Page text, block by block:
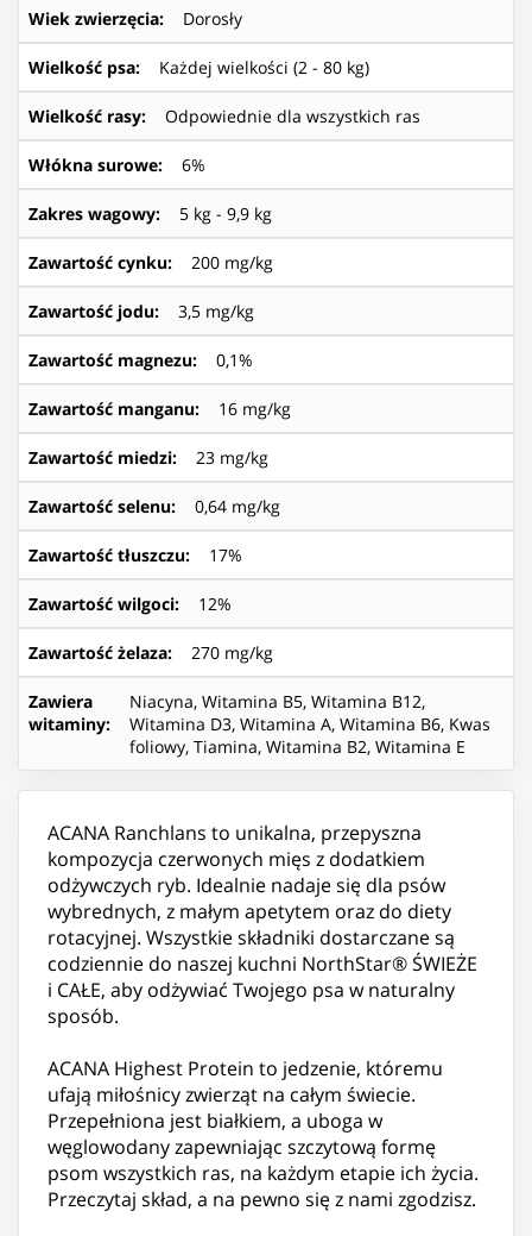
Wiek zwierzęcia: Dorosły
Wielkość psa: Każdej wielkości (2 - 80 kg)
Wielkość rasy: Odpowiednie dla wszystkich ras
Włókna surowe: 6%
Zakres wagowy: 5 kg - 9,9 kg
Zawartość cynku: 200 mg/kg
Zawartość jodu: 3,5 mg/kg
Zawartość magnezu: 0,1%
Zawartość manganu: 16 mg/kg
Zawartość miedzi: 23 mg/kg
Zawartość selenu: 0,64 mg/kg
Zawartość tłuszczu: 17%
Zawartość wilgoci: 12%
Zawartość żelaza: 270 mg/kg
Zawiera
witaminy:
Niacyna, Witamina B5, Witamina B12,
Witamina D3, Witamina A, Witamina B6, Kwas
foliowy, Tiamina, Witamina B2, Witamina E
ACANA Ranchlans to unikalna, przepyszna
kompozycja czerwonych mięs z dodatkiem
odżywczych ryb. Idealnie nadaje się dla psów
wybrednych, z małym apetytem oraz do diety
rotacyjnej. Wszystkie składniki dostarczane są
codziennie do naszej kuchni NorthStar® ŚWIEŻE
i CAŁE, aby odżywiać Twojego psa w naturalny
sposób.
ACANA Highest Protein to jedzenie, któremu
ufają miłośnicy zwierząt na całym świecie.
Przepełniona jest białkiem, a uboga w
węglowodany zapewniając szczytową formę
psom wszystkich ras, na każdym etapie ich życia.
Przeczytaj skład, a na pewno się z nami zgodzisz.